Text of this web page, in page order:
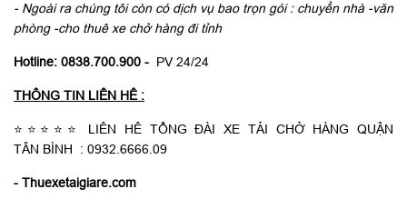
- Ngoài ra chúng tôi còn có dịch vụ bao trọn gói : chuyển nhà -văn
phòng -cho thuê xe chở hàng đi tỉnh
Hotline: 0838.700.900 - PV 24/24
THÔNG TIN LIÊN HÊ :
⭐⭐⭐⭐⭐ LIÊN HÊ TỔNG ĐÀIXE TẢI CHỞ HÀNG QUẬN
TÂN BÌNH : 0932.6666.09
- Thuexetaigiare.com